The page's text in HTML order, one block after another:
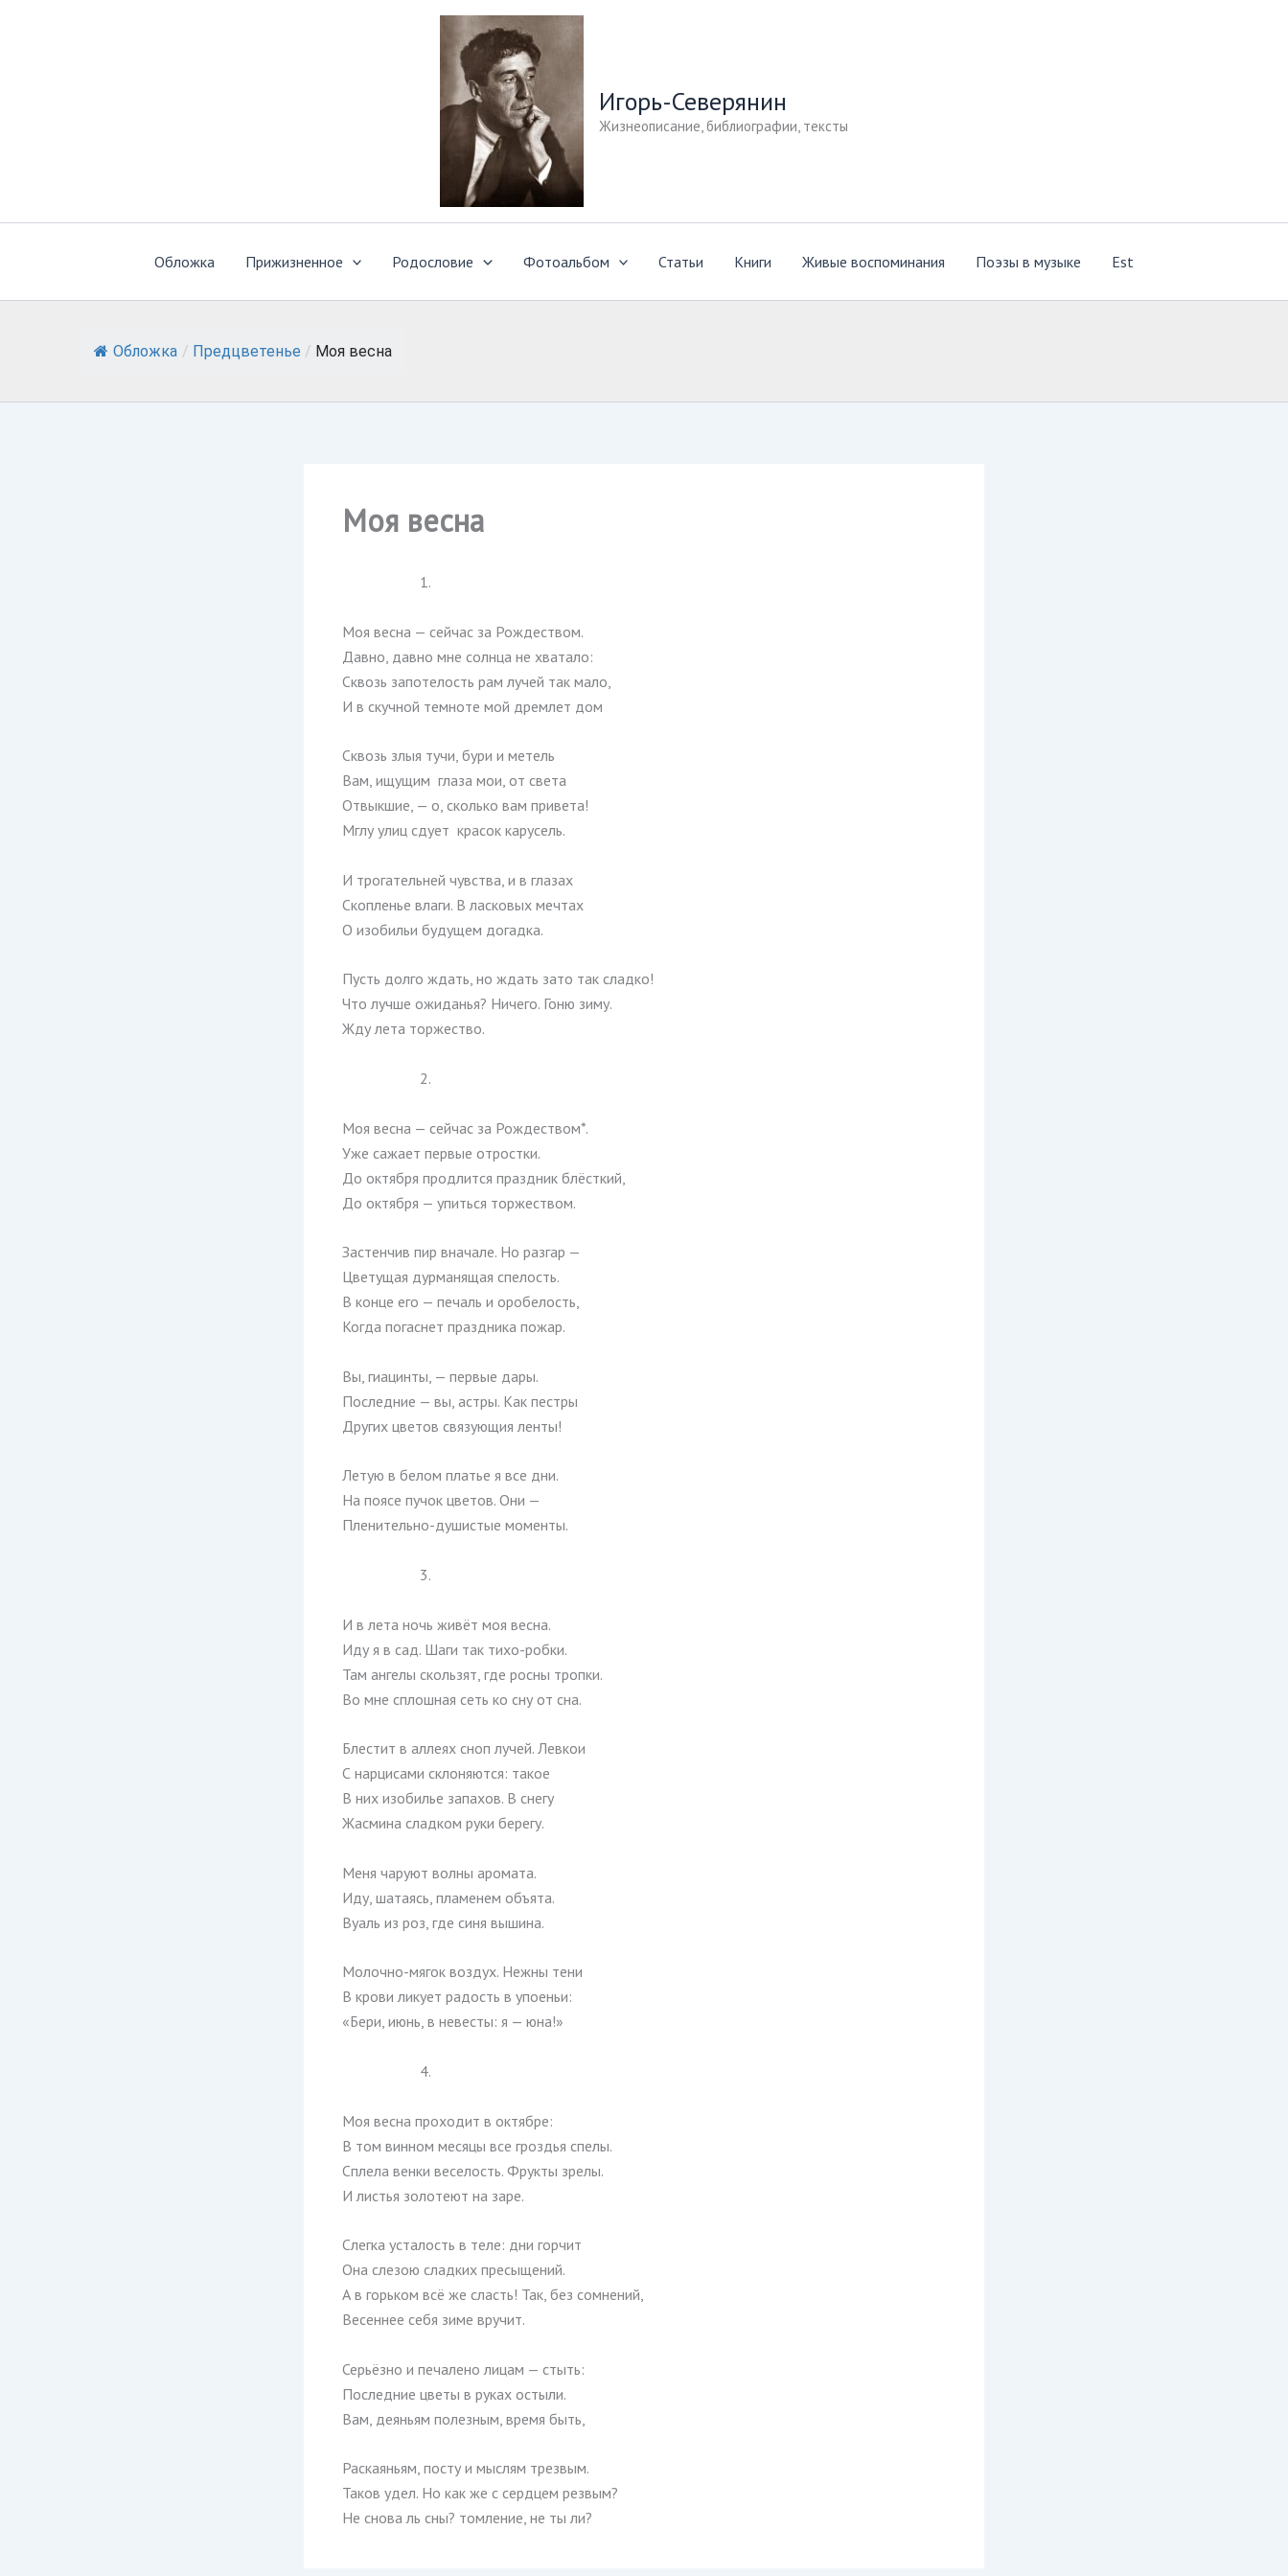
Игорь-Северянин
Жизнеописание, библиографии, тексты
Обложка Прижизненное Родословие Фотоальбом Статьи Книги Живые воспоминания Поэзы в музыке Est
Обложка / Предцветенье / Моя весна
Моя весна
1.
Моя весна — сейчас за Рождеством.
Давно, давно мне солнца не хватало:
Сквозь запотелость рам лучей так мало,
И в скучной темноте мой дремлет дом
Сквозь злыя тучи, бури и метель
Вам, ищущим глаза мои, от света
Отвыкшие, — о, сколько вам привета!
Мглу улиц сдует красок карусель.
И трогательней чувства, и в глазах
Скопленье влаги. В ласковых мечтах
О изобильи будущем догадка.
Пусть долго ждать, но ждать зато так сладко!
Что лучше ожиданья? Ничего. Гоню зиму.
Жду лета торжество.
2.
Моя весна — сейчас за Рождеством*.
Уже сажает первые отростки.
До октября продлится праздник блёсткий,
До октября — упиться торжеством.
Застенчив пир вначале. Но разгар —
Цветущая дурманящая спелость.
В конце его — печаль и оробелость,
Когда погаснет праздника пожар.
Вы, гиацинты, — первые дары.
Последние — вы, астры. Как пестры
Других цветов связующия ленты!
Летую в белом платье я все дни.
На поясе пучок цветов. Они —
Пленительно-душистые моменты.
3.
И в лета ночь живёт моя весна.
Иду я в сад. Шаги так тихо-робки.
Там ангелы скользят, где росны тропки.
Во мне сплошная сеть ко сну от сна.
Блестит в аллеях сноп лучей. Левкои
С нарцисами склоняются: такое
В них изобилье запахов. В снегу
Жасмина сладком руки берегу.
Меня чаруют волны аромата.
Иду, шатаясь, пламенем объята.
Вуаль из роз, где синя вышина.
Молочно-мягок воздух. Нежны тени
В крови ликует радость в упоеньи:
«Бери, июнь, в невесты: я — юна!»
4.
Моя весна проходит в октябре:
В том винном месяцы все гроздья спелы.
Сплела венки веселость. Фрукты зрелы.
И листья золотеют на заре.
Слегка усталость в теле: дни горчит
Она слезою сладких пресыщений.
А в горьком всё же сласть! Так, без сомнений,
Весеннее себя зиме вручит.
Серьёзно и печалено лицам — стыть:
Последние цветы в руках остыли.
Вам, деяньям полезным, время быть,
Раскаяньям, посту и мыслям трезвым.
Таков удел. Но как же с сердцем резвым?
Не снова ль сны? томление, не ты ли?